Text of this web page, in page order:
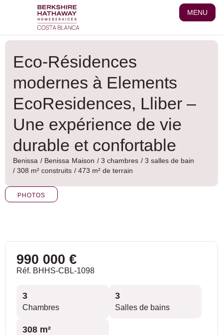
MENU
Eco-Résidences
modernes à Elements
EcoResidences, Lliber –
Une expérience de vie
durable et confortable
Benissa / Benissa Maison / 3 chambres / 3 salles de bain
/ 308 m² construits / 473 m² de terrain
PHOTOS
990 000 €
Réf. BHHS-CBL-1098
3
Chambres
3
Salles de bains
308 m²